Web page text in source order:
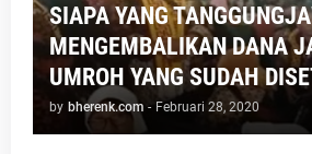
SIAPA YANG
MENGEMBALIKAN DANA
UMROH YANG SUDAH
by bherenk.com - Februari 28, 2020